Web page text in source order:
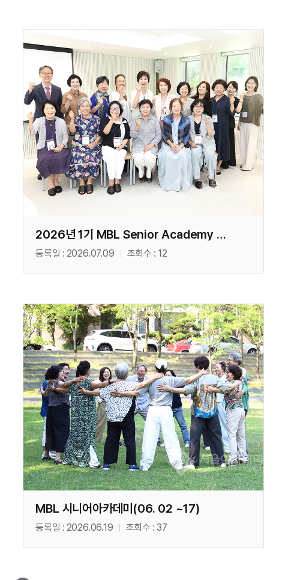
2026년 1기 MBL Senior Academy 종강식(06. 23)
등록일 2026.07.09 조회수 12
MBL 시니어아카데미(06. 02 ~17)
등록일 2026.06.19 조회수 37